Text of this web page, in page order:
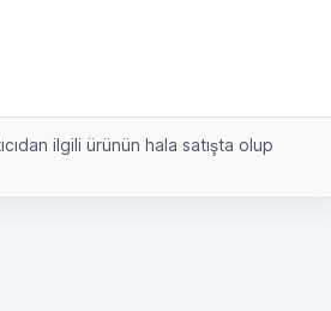
ilgili ürünün hala satışta olup